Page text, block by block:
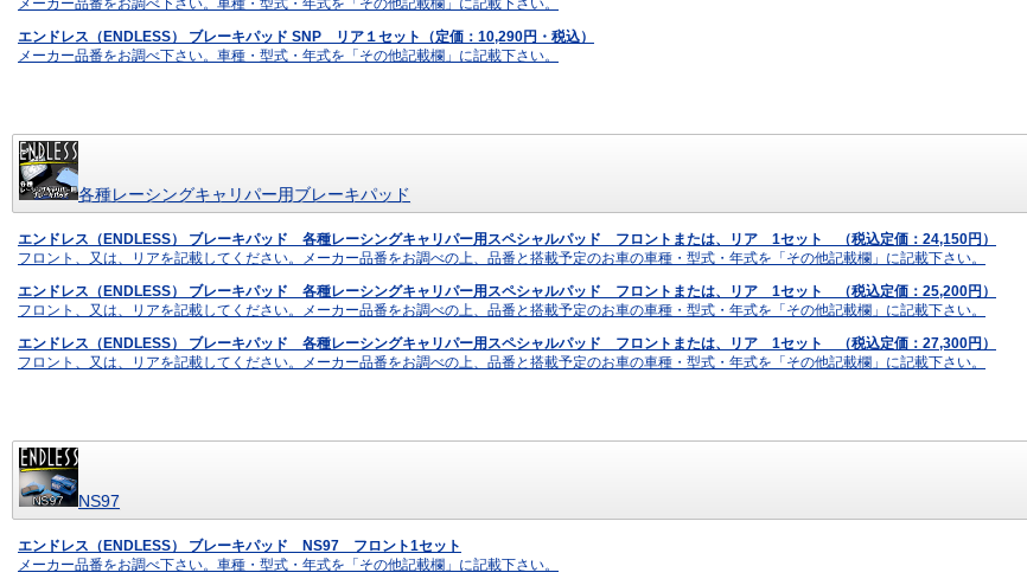
メーカー品番をお調べ下さい。車種・型式・年式を「その他記載欄」に記載下さい。
エンドレス（ENDLESS） ブレーキパッド SNP リア１セット（定価：10,290円・税込）
メーカー品番をお調べ下さい。車種・型式・年式を「その他記載欄」に記載下さい。
各種レーシングキャリパー用ブレーキパッド
エンドレス（ENDLESS） ブレーキパッド 各種レーシングキャリパー用スペシャルパッド フロントまたは、リア 1セット （税込定価：24,150円）
フロント、又は、リアを記載してください。メーカー品番をお調べの上、品番と搭載予定のお車の車種・型式・年式を「その他記載欄」に記載下さい。
エンドレス（ENDLESS） ブレーキパッド 各種レーシングキャリパー用スペシャルパッド フロントまたは、リア 1セット （税込定価：25,200円）
フロント、又は、リアを記載してください。メーカー品番をお調べの上、品番と搭載予定のお車の車種・型式・年式を「その他記載欄」に記載下さい。
エンドレス（ENDLESS） ブレーキパッド 各種レーシングキャリパー用スペシャルパッド フロントまたは、リア 1セット （税込定価：27,300円）
フロント、又は、リアを記載してください。メーカー品番をお調べの上、品番と搭載予定のお車の車種・型式・年式を「その他記載欄」に記載下さい。
NS97
エンドレス（ENDLESS） ブレーキパッド NS97 フロント1セット
メーカー品番をお調べ下さい。車種・型式・年式を「その他記載欄」に記載下さい。